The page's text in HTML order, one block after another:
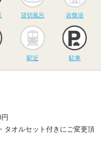
貸切風呂 岩盤浴
サウナ
駅近 駐車
タオルセット付きにご変更頂